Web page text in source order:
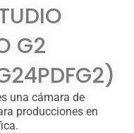
G2
una cámara de
producciones en